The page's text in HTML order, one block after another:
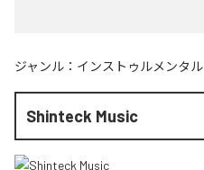
ジャンル： インストゥルメンタル
Shinteck Music